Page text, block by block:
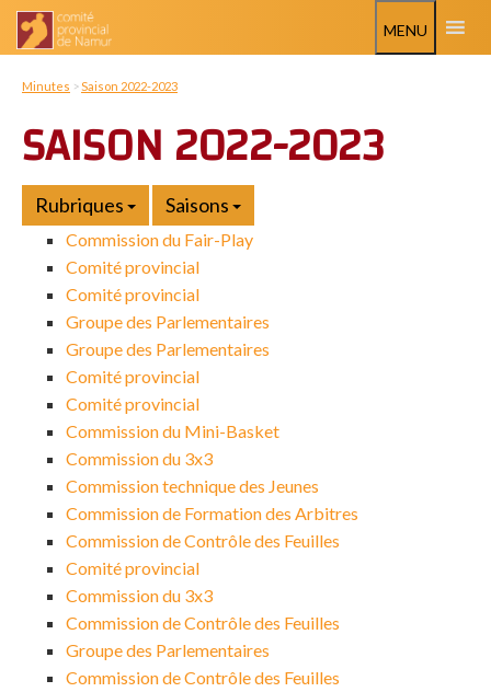
MENU
Minutes >Saison 2022-2023
SAISON 2022-2023
Rubriques Saisons
Commission du Fair-Play
Comité provincial
Comité provincial
Groupe des Parlementaires
Groupe des Parlementaires
Comité provincial
Comité provincial
Commission du Mini-Basket
Commission du 3x3
Commission technique des Jeunes
Commission de Formation des Arbitres
Commission de Contrôle des Feuilles
Comité provincial
Commission du 3x3
Commission de Contrôle des Feuilles
Groupe des Parlementaires
Commission de Contrôle des Feuilles